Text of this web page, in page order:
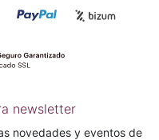
newsletter
novedades y eventos de